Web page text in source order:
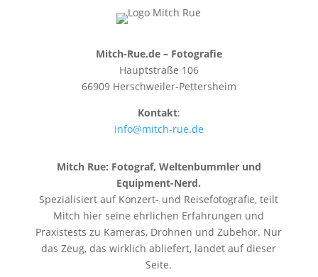
Mitch-Rue.de – Fotografie
Hauptstraße 106
66909 Herschweiler-Pettersheim
Kontakt:
info@mitch-rue.de
Mitch Rue: Fotograf, Weltenbummler und
Equipment-Nerd.
Spezialisiert auf Konzert- und Reisefotografie, teilt
Mitch hier seine ehrlichen Erfahrungen und
Praxistests zu Kameras, Drohnen und Zubehör. Nur
das Zeug, das wirklich abliefert, landet auf dieser
Seite.